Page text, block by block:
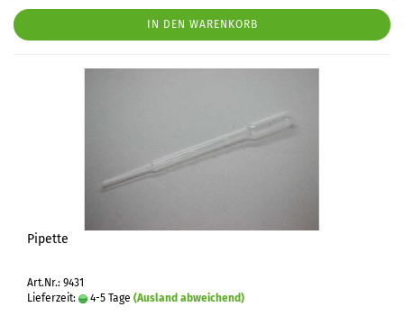
IN DEN WARENKORB
Pipette
Art.Nr.: 9431
Lieferzeit:
4-5 Tage (Ausland abweichend)